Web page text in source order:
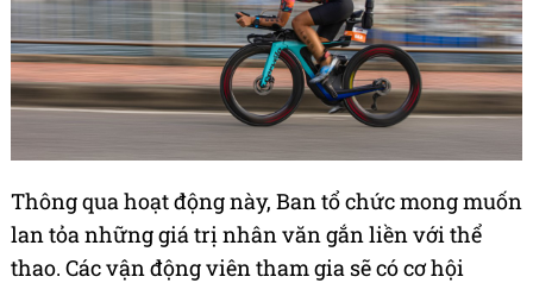
Thông qua hoạt động này, Ban tổ chức mong muốn
lan tỏa những giá trị nhân văn gắn liền với thể
thao. Các vận động viên tham gia sẽ có cơ hội